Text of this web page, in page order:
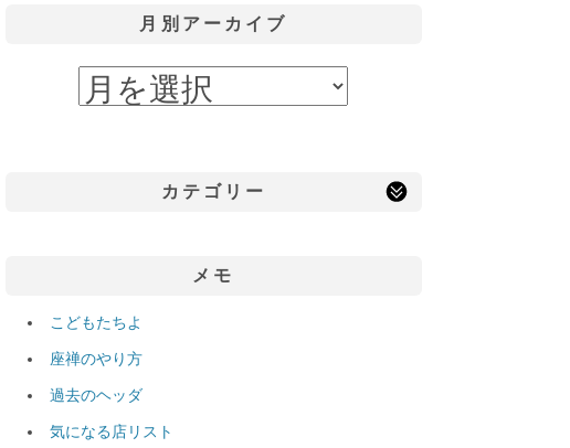
月別アーカイブ
カテゴリー
メモ
こどもたちよ
座禅のやり方
過去のヘッダ
気になる店リスト